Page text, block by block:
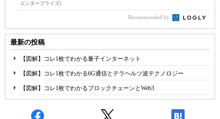
エンタープライズ)
Recommended by
最新の投稿
【図解】コレ1枚でわかる量子インターネット
【図解】コレ1枚でわかる6G通信とテラヘルツ波テクノロジー
【図解】コレ1枚でわかるブロックチェーンとWeb3